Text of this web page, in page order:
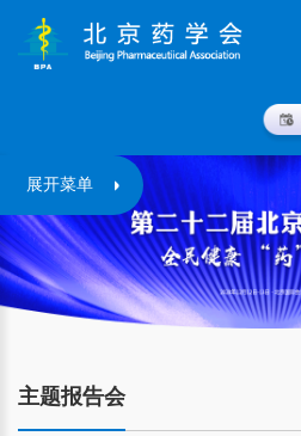
展开菜单
主题报告会